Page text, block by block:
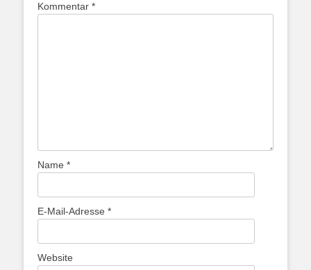
Kommentar *
Name *
E-Mail-Adresse *
Website